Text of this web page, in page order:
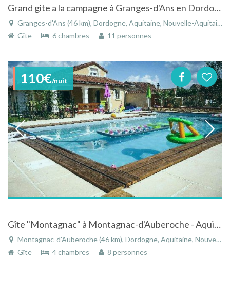
Grand gite a la campagne à Granges-d'Ans en Dordogne en Aquitaine
Granges-d'Ans (46 km), Dordogne, Aquitaine, Nouvelle-Aquitaine, France
Gîte
6 chambres 11 personnes
110€/nuit
Gîte "Montagnac" à Montagnac-d'Auberoche - Aquitaine tout confort avec piscine dans le Périgord Noir
Montagnac-d'Auberoche (46 km), Dordogne, Aquitaine, Nouvelle-Aquitaine, France
Gîte
4 chambres 8 personnes